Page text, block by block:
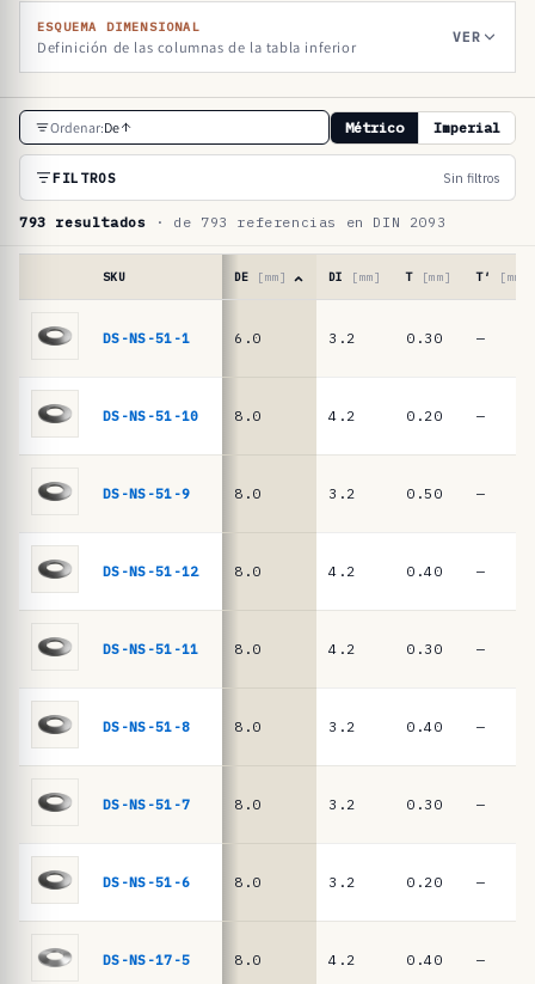
ESQUEMA DIMENSIONAL
Definición de las columnas de la tabla inferior
VER
T
a
l
a
e
e
n
i
m
e
Ordenar:De Métrico Imperial
FILTROS Sin filtros
793 resultados · de 793 referencias en DIN 2093
muelles
platillo
2093
DIN
16983
SKU DE [mm] DI [mm] T [mm] T′ [mm]
DS-NS-51-1 6.0 3.2 0.30 —
DS-NS-51-10 8.0 4.2 0.20 —
DS-NS-51-9 8.0 3.2 0.50 —
DS-NS-51-12 8.0 4.2 0.40 —
DS-NS-51-11 8.0 4.2 0.30 —
DS-NS-51-8 8.0 3.2 0.40 —
DS-NS-51-7 8.0 3.2 0.30 —
DS-NS-51-6 8.0 3.2 0.20 —
DS-NS-17-5 8.0 4.2 0.40 —